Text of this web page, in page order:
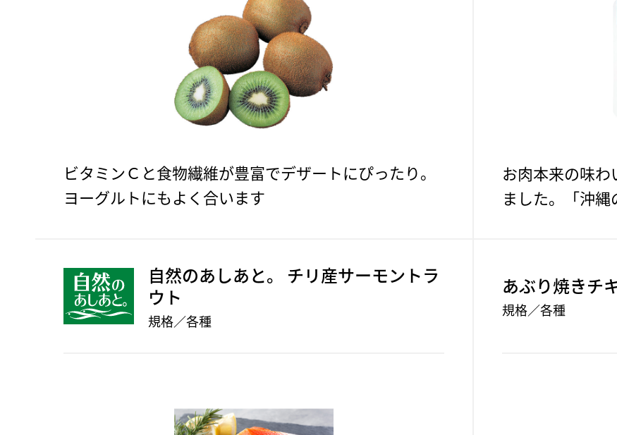
ビタミンＣと食物繊維が豊富でデザートにぴったり。
ヨーグルトにもよく合います
お肉本来の味
ました。「沖
自然のあしあと。 チリ産サーモントラ
ウト
規格／各種
あぶり焼きチ
規格／各種